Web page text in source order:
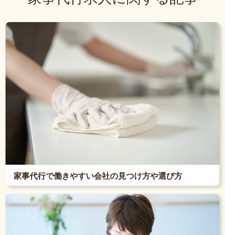
家事代行で働きやすい会社の見つけ方や選び方